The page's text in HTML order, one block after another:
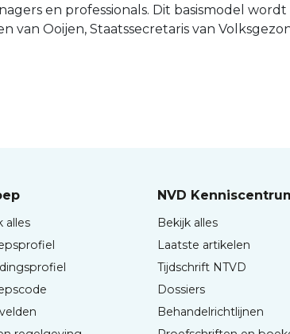
en professionals. Dit basismodel wordt
van Ooijen, Staatssecretaris van
alles
NVD
Bekijk alles
Laatste artikelen
Tijdschrift NTVD
Dossiers
Behandelrichtlijnen